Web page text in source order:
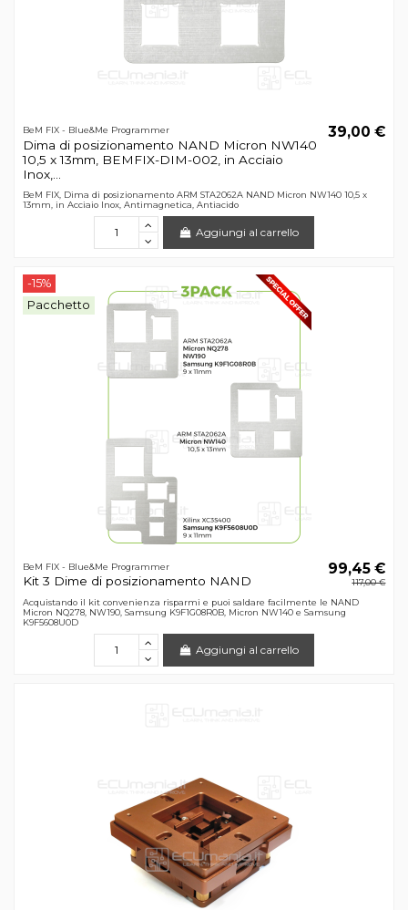
BeM FIX - Blue&Me Programmer
Dima di posizionamento NAND Micron NW140
10,5 x 13mm, BEMFIX-DIM-002, in Acciaio
Inox,...
39,00 €
BeM FIX, Dima di posizionamento ARM STA2062A NAND Micron NW140 10,5 x
13mm, in Acciaio Inox, Antimagnetica, Antiacido
Aggiungi al carrello
-15%
Pacchetto
BeM FIX - Blue&Me Programmer
Kit 3 Dime di posizionamento NAND
99,45 €
117,00 €
Acquistando il kit convenienza risparmi e puoi saldare facilmente le NAND
Micron NQ278, NW190, Samsung K9F1G08R0B, Micron NW140 e Samsung
K9F5608U0D
Aggiungi al carrello